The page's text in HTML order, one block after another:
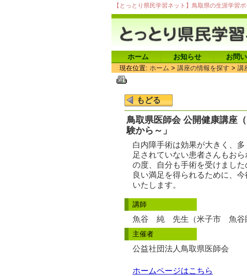
【とっとり県民学習ネット】鳥取県の生涯学習
ホーム お知らせ お問
現在位置: ホーム > 講座の情報を探す > 講
鳥取県医師会 公開健康講座
験から～」
白内障手術は効果が大きく、
足されていない患者さんもお
の度、自分も手術を受けまし
良い満足を得られるために、
いたします。
講師
魚谷 純 先生（米子市 魚谷
主催者
公益社団法人鳥取県医師会
ホームページはこちら